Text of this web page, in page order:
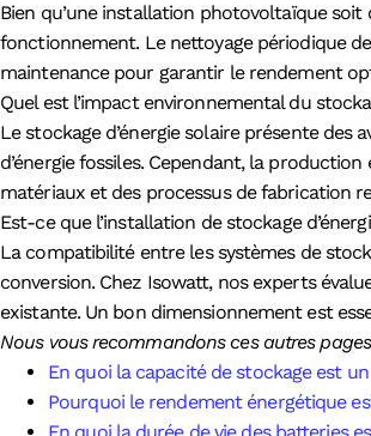
Bien qu’une installation photovoltaïque
fonctionnement. Le nettoyage périodique
maintenance pour garantir le rendement
Quel est l’impact environnemental du
Le stockage d’énergie solaire présente
d’énergie fossiles. Cependant, la
matériaux et des processus de fabrication
Est-ce que l’installation de stockage
La compatibilité entre les systèmes de
conversion. Chez Isowatt, nos experts
existante. Un bon dimensionnement est
Nous vous recommandons ces autres
En quoi la capacité de stockage est
Pourquoi le rendement énergétique